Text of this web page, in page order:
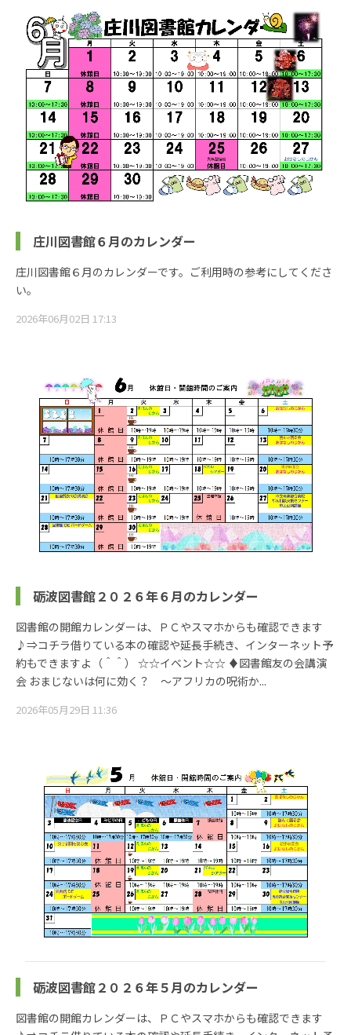
庄川図書館６月のカレンダー
庄川図書館６月のカレンダーです。ご利用時の参考にしてくださ
い。
2026年06月02日 17:13
砺波図書館２０２６年６月のカレンダー
図書館の開館カレンダーは、ＰＣやスマホからも確認できます
♪⇒コチラ借りている本の確認や延長手続き、インターネット予
約もできますよ（＾＾） ☆☆イベント☆☆ ♦図書館友の会講演
会 おまじないは何に効く？ ～アフリカの呪術か...
2026年05月29日 11:36
砺波図書館２０２６年５月のカレンダー
図書館の開館カレンダーは、ＰＣやスマホからも確認できます